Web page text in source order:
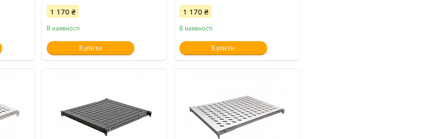
1 170 ₴
В наявності
Купити
1 170 ₴
В наявності
Купити